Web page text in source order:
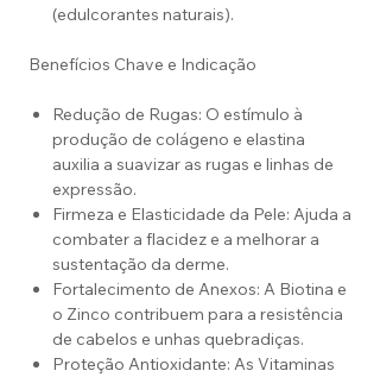
(edulcorantes naturais).
Benefícios Chave e Indicação
Redução de Rugas: O estímulo à
produção de colágeno e elastina
auxilia a suavizar as rugas e linhas de
expressão.
Firmeza e Elasticidade da Pele: Ajuda a
combater a flacidez e a melhorar a
sustentação da derme.
Fortalecimento de Anexos: A Biotina e
o Zinco contribuem para a resistência
de cabelos e unhas quebradiças.
Proteção Antioxidante: As Vitaminas